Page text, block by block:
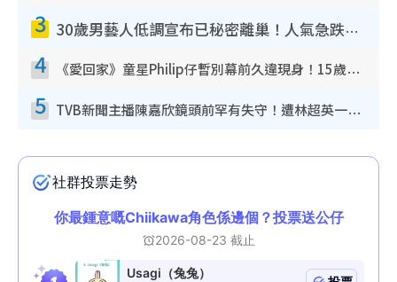
3 30歲男藝人低調宣布已秘密離巢！人氣急跌變失蹤人口︰「這幾年過得並不容易」
4 《愛回家》童星Philip仔暫別幕前久違現身！15歲近況暴風長高蛻變帥氣少男
5 TVB新聞主播陳嘉欣鏡頭前罕有失守！遭林超英一句說話突襲嚇親當場大笑